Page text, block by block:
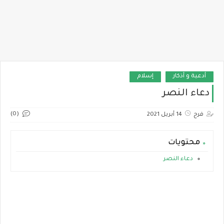
أدعية و أذكار إسلام
دعاء النصر
فرح 14 أبريل 2021 (0)
محتويات
دعاء النصر